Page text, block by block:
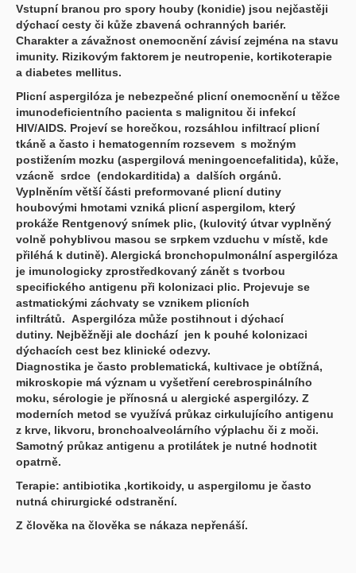
Vstupní branou pro spory houby (konidie) jsou nejčastěji
dýchací cesty či kůže zbavená ochranných bariér.
Charakter a závažnost onemocnění závisí zejména na stavu
imunity. Rizikovým faktorem je neutropenie, kortikoterapie
a diabetes mellitus.
Plicní aspergilóza je nebezpečné plicní onemocnění u těžce
imunodeficientního pacienta s malignitou či infekcí
HIV/AIDS. Projeví se horečkou, rozsáhlou infiltrací plicní
tkáně a často i hematogenním rozsevem s možným
postižením mozku (aspergilová meningoencefalitida), kůže,
vzácně srdce (endokarditida) a dalších orgánů.
Vyplněním větší části preformované plicní dutiny
houbovými hmotami vzniká plicní aspergilom, který
prokáže Rentgenový snímek plic, (kulovitý útvar vyplněný
volně pohyblivou masou se srpkem vzduchu v místě, kde
přiléhá k dutině). Alergická bronchopulmonální aspergilóza
je imunologicky zprostředkovaný zánět s tvorbou
specifického antigenu při kolonizaci plic. Projevuje se
astmatickými záchvaty se vznikem plicních
infiltrátů. Aspergilóza může postihnout i dýchací
dutiny. Nejběžněji ale dochází jen k pouhé kolonizaci
dýchacích cest bez klinické odezvy.
Diagnostika je často problematická, kultivace je obtížná,
mikroskopie má význam u vyšetření cerebrospinálního
moku, sérologie je přínosná u alergické aspergilózy. Z
moderních metod se využívá průkaz cirkulujícího antigenu
z krve, likvoru, bronchoalveolárního výplachu či z moči.
Samotný průkaz antigenu a protilátek je nutné hodnotit
opatrně.
Terapie: antibiotika ,kortikoidy, u aspergilomu je často
nutná chirurgické odstranění.
Z člověka na člověka se nákaza nepřenáší.